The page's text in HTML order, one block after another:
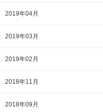
2019年04月
2019年03月
2019年02月
2018年11月
2018年09月